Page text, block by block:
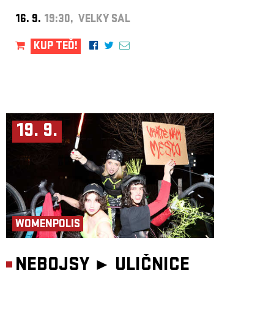
16. 9. 19:30, VELKÝ SÁL
KUP TEĎ!
19. 9.
WOMENPOLIS
NEBOJSY ► ULIČNICE